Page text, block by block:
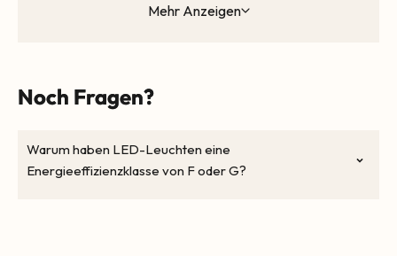
Mehr Anzeigen
Noch Fragen?
Warum haben LED-Leuchten eine
Energieeffizienzklasse von F oder G?